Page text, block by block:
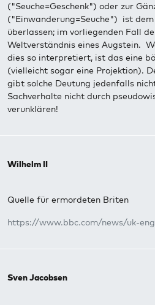
("Seuche=Geschenk") oder zur
("Einwanderung=Seuche") ist
überlassen; im vorliegenden Fall
Weltverständnis eines Augstein.
dies so interpretiert, ist das eine
(vielleicht sogar eine Projektion).
gibt solche Deutung jedenfalls
Sachverhalte nicht durch
verunklären!
Wilhelm II
Quelle für ermordeten Briten
https://www.bbc.com/news/uk-
Sven Jacobsen